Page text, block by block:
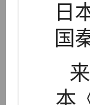
日
国
本